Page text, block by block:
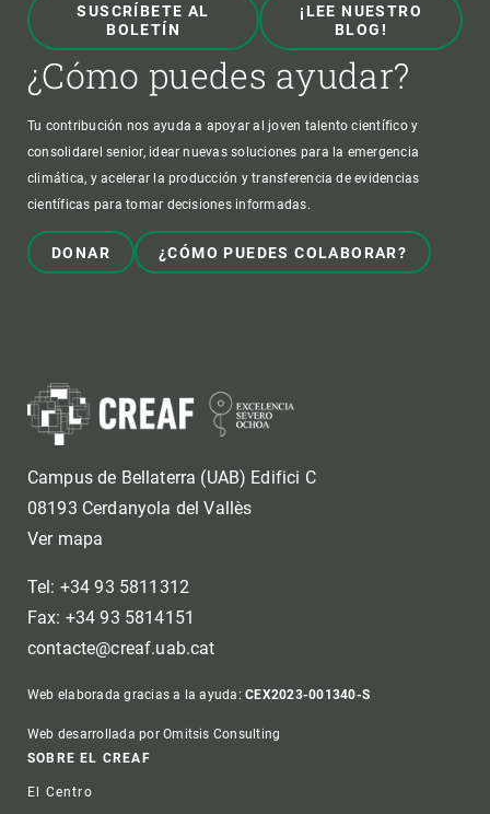
SUSCRÍBETE AL
BOLETÍN
¡LEE NUESTRO
BLOG!
¿Cómo puedes ayudar?
Tu contribución nos ayuda a apoyar al joven talento científico y
consolidarel senior, idear nuevas soluciones para la emergencia
climática, y acelerar la producción y transferencia de evidencias
científicas para tomar decisiones informadas.
DONAR ¿CÓMO PUEDES COLABORAR?
Campus de Bellaterra (UAB) Edifici C
08193 Cerdanyola del Vallès
Ver mapa
Tel: +34 93 5811312
Fax: +34 93 5814151
contacte@creaf.uab.cat
Web elaborada gracias a la ayuda:CEX2023-001340-S
Web desarrollada por Omitsis Consulting
Footer
SOBRE EL CREAF
El Centro